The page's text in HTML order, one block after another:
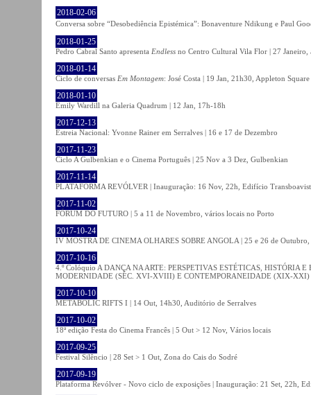
2018-02-06
Conversa sobre “Desobediência Epistémica”: Bonaventure Ndikung e Paul
2018-01-25
Pedro Cabral Santo apresenta Endless no Centro Cultural Vila Flor | 27 Janeiro,
2018-01-14
Ciclo de conversas Em Montagem: José Costa | 19 Jan, 21h30, Appleton Square
2018-01-10
Emily Wardill na Galeria Quadrum | 12 Jan, 17h-18h
2017-12-13
Estreia Nacional: Yvonne Rainer em Serralves | 16 e 17 de Dezembro
2017-11-23
Ciclo A Gulbenkian e o Cinema Português | 25 Nov a 3 Dez, Gulbenkian
2017-11-14
PLATAFORMA REVÓLVER | Inauguração: 16 Nov, 22h, Edifício
2017-11-02
FÓRUM DO FUTURO | 5 a 11 de Novembro, vários locais no Porto
2017-10-24
IV MOSTRA DE CINEMA OLHARES SOBRE ANGOLA | 25 e 26 de
2017-10-16
4.º Colóquio A DANÇA NA ARTE: PERSPETIVAS ESTÉTICAS, HISTÓRIA
MODERNIDADE (SÉC. XVI-XVIII) E CONTEMPORANEIDADE (XIX-XXI)
2017-10-10
METABOLIC RIFTS I | 14 Out, 14h30, Auditório de Serralves
2017-10-02
18ª edição Festa do Cinema Francês | 5 Out > 12 Nov, Vários locais
2017-09-25
Festival Silêncio | 28 Set > 1 Out, Zona do Cais do Sodré
2017-09-19
Plataforma Revólver - Novo ciclo de exposições | Inauguração: 21 Set, 22h,